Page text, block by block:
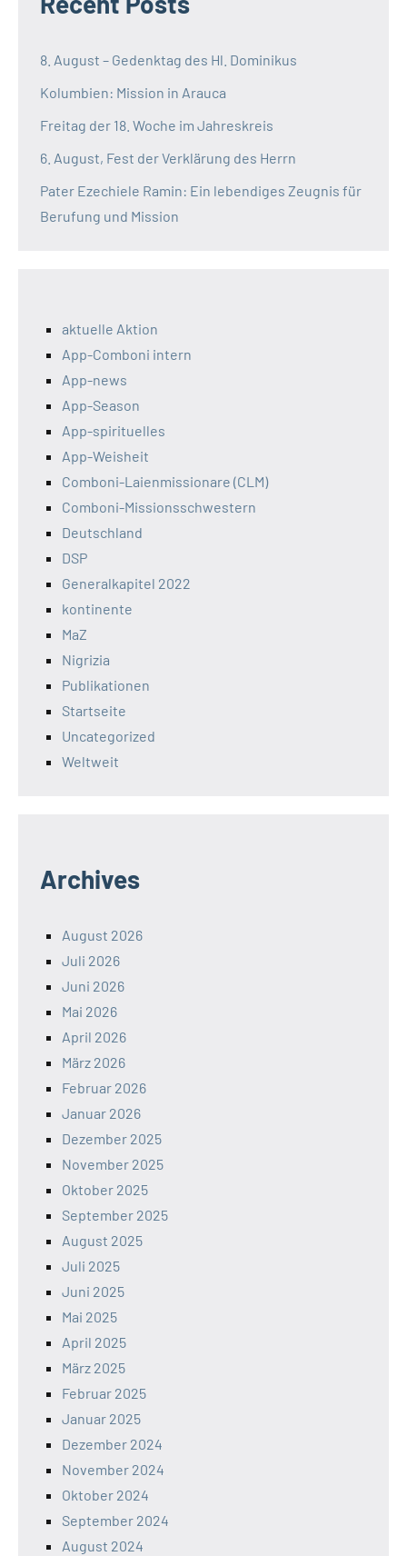
8. August – Gedenktag des Hl. Dominikus
Kolumbien: Mission in Arauca
Freitag der 18. Woche im Jahreskreis
6. August, Fest der Verklärung des Herrn
Pater Ezechiele Ramin: Ein lebendiges Zeugnis für
Berufung und Mission
aktuelle Aktion
App-Comboni intern
App-news
App-Season
App-spirituelles
App-Weisheit
Comboni-Laienmissionare (CLM)
Comboni-Missionsschwestern
Deutschland
DSP
Generalkapitel 2022
kontinente
MaZ
Nigrizia
Publikationen
Startseite
Uncategorized
Weltweit
Archives
August 2026
Juli 2026
Juni 2026
Mai 2026
April 2026
März 2026
Februar 2026
Januar 2026
Dezember 2025
November 2025
Oktober 2025
September 2025
August 2025
Juli 2025
Juni 2025
Mai 2025
April 2025
März 2025
Februar 2025
Januar 2025
Dezember 2024
November 2024
Oktober 2024
September 2024
August 2024